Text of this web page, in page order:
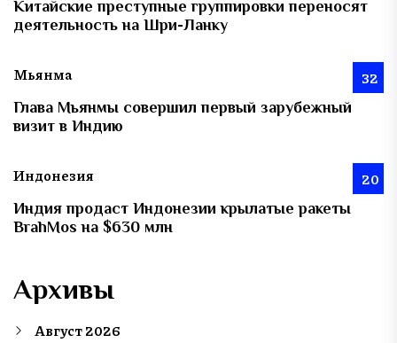
Китайские преступные группировки переносят
деятельность на Шри-Ланку
Мьянма 32
Глава Мьянмы совершил первый зарубежный
визит в Индию
Индонезия 20
Индия продаст Индонезии крылатые ракеты
BrahMos на $630 млн
Архивы
Август 2026